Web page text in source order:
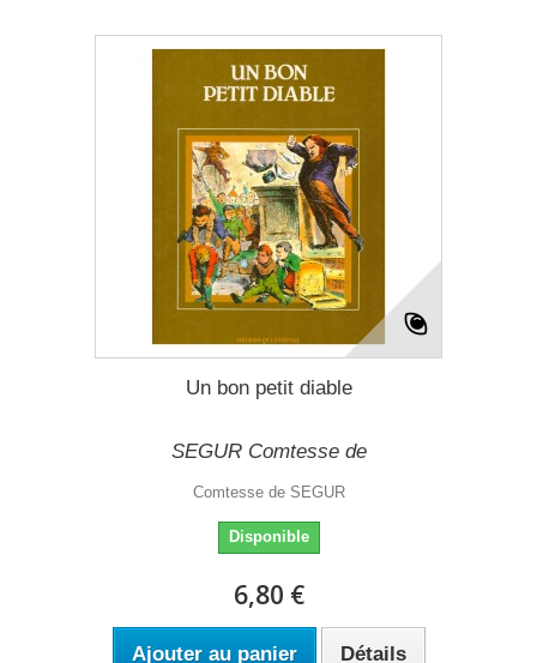
Un bon petit diable
SEGUR Comtesse de
Comtesse de SEGUR
Disponible
6,80 €
Ajouter au panier Détails